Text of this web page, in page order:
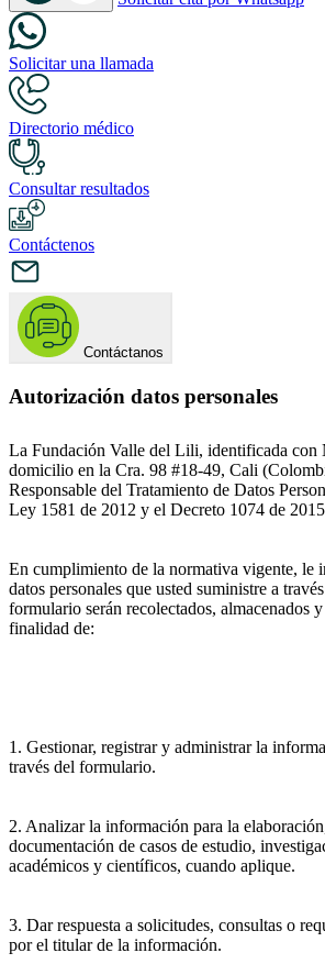
Solicitar una llamada
Directorio médico
Consultar resultados
Contáctenos
Contáctanos
Autorización datos personales
La Fundación Valle del Lili, identificada con
domicilio en la Cra. 98 #18-49, Cali
Responsable del Tratamiento de Datos
Ley 1581 de 2012 y el Decreto 1074 de
En cumplimiento de la normativa vigente, le
datos personales que usted suministre a
formulario serán recolectados, almacenados
finalidad de:
1. Gestionar, registrar y administrar la
través del formulario.
2. Analizar la información para la
documentación de casos de estudio,
académicos y científicos, cuando aplique.
3. Dar respuesta a solicitudes, consultas o
por el titular de la información.